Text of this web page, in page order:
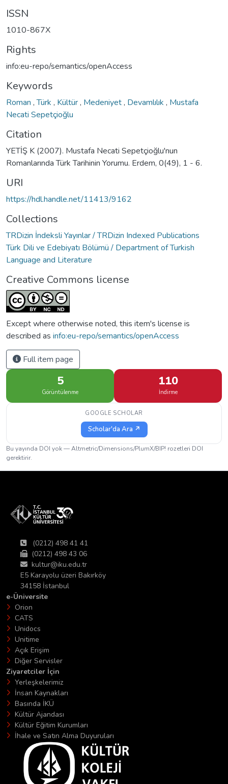
ISSN
1010-867X
Rights
info:eu-repo/semantics/openAccess
Keywords
Roman ,Türk , Kültür, Medeniyet, Devamlılık , Mustafa
Necati Sepetçioğlu
Citation
YETİŞ K (2007). Mustafa Necati Sepetçioğlu'nun
Romanlarında Türk Tarihinin Yorumu. Erdem, 0(49), 1 - 6.
URI
https://hdl.handle.net/11413/9162
Collections
TRDizin İndeksli Yayınlar / TRDizin Indexed Publications
Türk Dili ve Edebiyatı Bölümü / Department of Turkish
Language and Literature
Creative Commons license
Except where otherwise noted, this item's license is
described as info:eu-repo/semantics/openAccess
Full item page
5
Görüntülenme
110
İndirme
GOOGLE SCHOLAR
Scholar'da Ara ↗
Bu yayında DOI yok — Altmetric/Dimensions/PlumX/BIP! rozetleri DOI
gerektirir.
(0212) 498 41 41
(0212) 498 43 06
kultur@iku.edu.tr
E5 Karayolu üzeri Bakırköy
34158 İstanbul
e-Üniversite
Orion
CATS
Unidocs
Unitime
Açık Erişim
Diğer Servisler
Ziyaretciler İçin
Yerleşkelerimiz
İnsan Kaynakları
Basında İKÜ
Kültür Ajandası
Kültür Eğitim Kurumları
İhale ve Satın Alma Duyuruları